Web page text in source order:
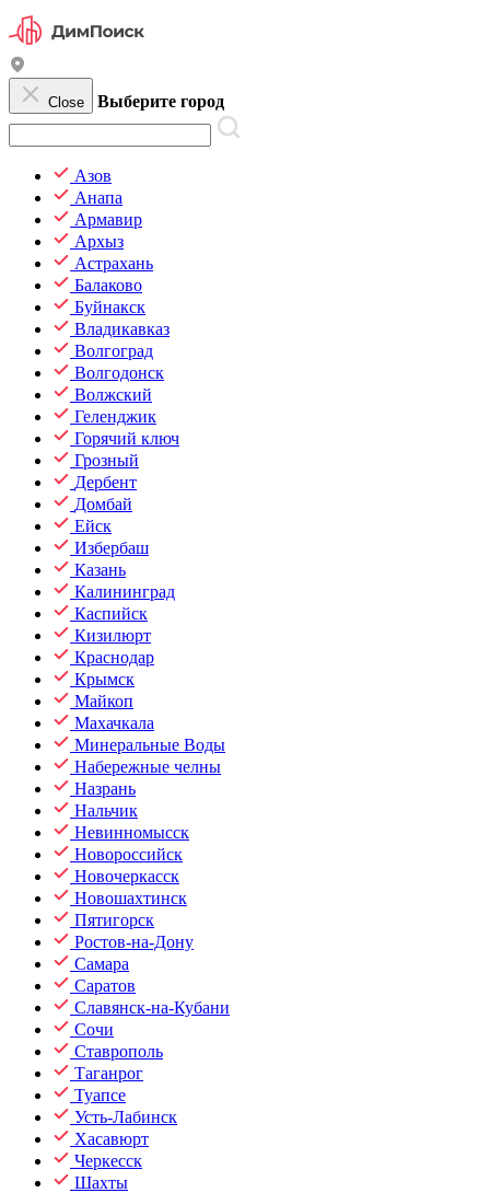
Close Выберите город
Азов
Анапа
Армавир
Архыз
Астрахань
Балаково
Буйнакск
Владикавказ
Волгоград
Волгодонск
Волжский
Геленджик
Горячий ключ
Грозный
Дербент
Домбай
Ейск
Избербаш
Казань
Калининград
Каспийск
Кизилюрт
Краснодар
Крымск
Майкоп
Махачкала
Минеральные Воды
Набережные челны
Назрань
Нальчик
Невинномысск
Новороссийск
Новочеркасск
Новошахтинск
Пятигорск
Ростов-на-Дону
Самара
Саратов
Славянск-на-Кубани
Сочи
Ставрополь
Таганрог
Туапсе
Усть-Лабинск
Хасавюрт
Черкесск
Шахты